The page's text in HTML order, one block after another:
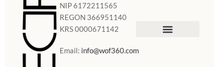
NIP 6172211565
REGON 366951140
KRS 0000671142
Email: info@wof360.com